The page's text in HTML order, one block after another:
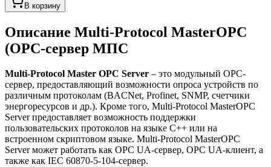
В корзину
Описание Multi-Protocol MasterOPC
(OPC-сервер МПС
Multi-Protocol Master OPC Server – это модульный OPC-
сервер, предоставляющий возможности опроса устройств по
различным протоколам (BACNet, Profinet, SNMP, счетчики
энергоресурсов и др.). Кроме того, Multi-Protocol MasterOPC
Server предоставляет возможность поддержки
пользовательских протоколов на языке C++ или на
встроенном скриптовом языке. Multi-Protocol MasterOPC
Server может работать как OPC UA-сервер, OPC UA-клиент, а
также как IEC 60870-5-104-сервер.